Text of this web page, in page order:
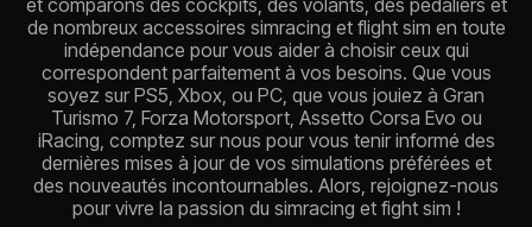
et comparons des cockpits, des volants, des pédaliers et
de nombreux accessoires simracing et flight sim en toute
indépendance pour vous aider à choisir ceux qui
correspondent parfaitement à vos besoins. Que vous
soyez sur PS5, Xbox, ou PC, que vous jouiez à Gran
Turismo 7, Forza Motorsport, Assetto Corsa Evo ou
iRacing, comptez sur nous pour vous tenir informé des
dernières mises à jour de vos simulations préférées et
des nouveautés incontournables. Alors, rejoignez-nous
pour vivre la passion du simracing et fight sim !